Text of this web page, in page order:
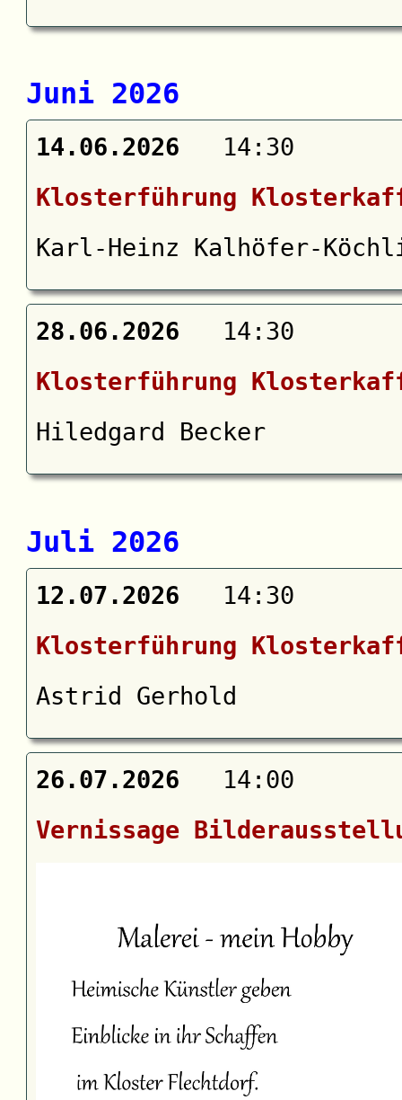
Juni 2026
14.06.2026 14:30
Klosterführung
Karl-Heinz Kalhöfer-
28.06.2026 14:30
Klosterführung
Hiledgard Becker
Juli 2026
12.07.2026 14:30
Klosterführung
Astrid Gerhold
26.07.2026 14:00
Vernissage